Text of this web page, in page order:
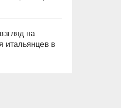
на
итальянцев в